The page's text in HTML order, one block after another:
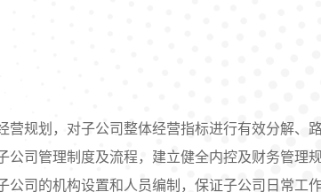
规划，对子公司整体经营指标进行有效分解、
司管理制度及流程，建立健全内控及财务管理
司的机构设置和人员编制，保证子公司日常工作